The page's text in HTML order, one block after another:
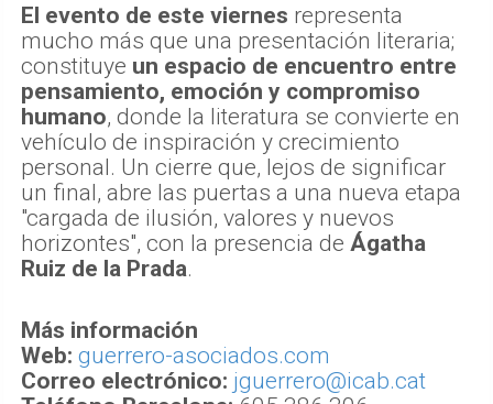
El evento de este viernes representa
mucho más que una presentación literaria;
constituye un espacio de encuentro entre
pensamiento, emoción y compromiso
humano, donde la literatura se convierte en
vehículo de inspiración y crecimiento
personal. Un cierre que, lejos de significar
un final, abre las puertas a una nueva etapa
"cargada de ilusión, valores y nuevos
horizontes", con la presencia de Ágatha
Ruiz de la Prada.
Más información
Web: guerrero-asociados.com
​Correo electrónico: jguerrero@icab.cat